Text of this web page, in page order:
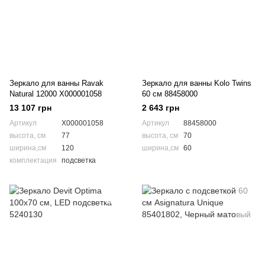
Зеркало для ванны Ravak
Natural 12000 X000001058
13 107 грн
Артикул
X000001058
высота, см
77
ширина,см
120
комплектация
подсветка
Зеркало для ванны Kolo Twins
60 см 88458000
2 643 грн
Артикул
88458000
высота, см
70
ширина,см 60